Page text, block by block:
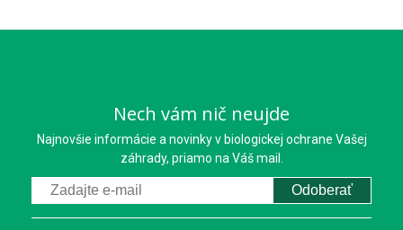
Nech vám nič neujde
Najnovšie informácie a novinky v biologickej ochrane Vašej
záhrady, priamo na Váš mail.
Odoberať